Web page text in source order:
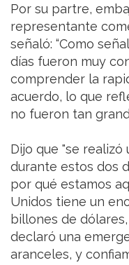
Por su partre,
representante
señaló: “Como
días fueron muy
comprender la
acuerdo, lo que
no fueron tan
Dijo que "se
durante estos dos
por qué estamos
Unidos tiene un
billones de
declaró una
aranceles, y